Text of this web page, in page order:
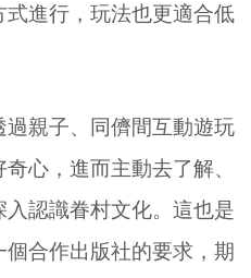
進行，玩法也更適合低
親子、同儕間互動遊玩
心，進而主動去了解、
認識眷村文化。這也是
合作出版社的要求，期